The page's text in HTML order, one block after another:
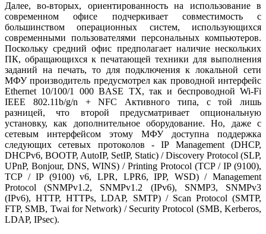
Далее, во-вторых, ориентированность на использование в
современном офисе подчеркивает совместимость с
большинством операционных систем, использующихся
современными пользователями персональных компьютеров.
Поскольку средний офис предполагает наличие нескольких
ПК, обращающихся к печатающей техники для выполнения
заданий на печать, то для подключения к локальной сети
МФУ производитель предусмотрел как проводной интерфейс
Ethernet 10/100/1 000 BASE TX, так и беспроводной Wi-Fi
IEEE 802.11b/g/n + NFC Активного типа, с той лишь
разницей, что второй предусматривает опциональную
установку, как дополнительное оборудование. Но, даже с
сетевым интерфейсом этому МФУ доступна поддержка
следующих сетевых протоколов - IP Management (DHCP,
DHCPv6, BOOTP, AutoIP, SetIP, Static) / Discovery Protocol (SLP,
UPnP, Bonjour, DNS, WINS) / Printing Protocol (TCP / IP (9100),
TCP / IP (9100) v6, LPR, LPR6, IPP, WSD) / Management
Protocol (SNMPv1.2, SNMPv1.2 (IPv6), SNMP3, SNMPv3
(IPv6), HTTP, HTTPs, LDAP, SMTP) / Scan Protocol (SMTP,
FTP, SMB, Twai for Network) / Security Protocol (SMB, Kerberos,
LDAP, IPsec).